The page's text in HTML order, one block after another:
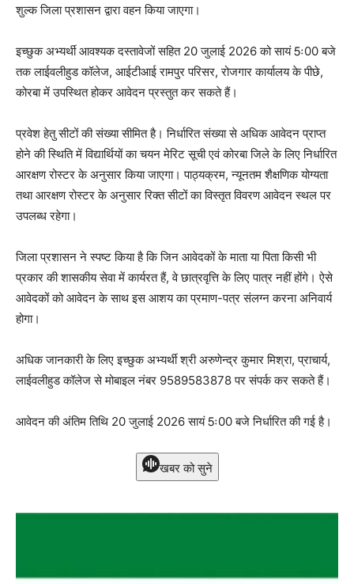
शुल्क जिला प्रशासन द्वारा वहन किया जाएगा।
इच्छुक अभ्यर्थी आवश्यक दस्तावेजों सहित 20 जुलाई 2026 को सायं 5ः00 बजे
तक लाईवलीहुड कॉलेज, आईटीआई रामपुर परिसर, रोजगार कार्यालय के पीछे,
कोरबा में उपस्थित होकर आवेदन प्रस्तुत कर सकते हैं।
प्रवेश हेतु सीटों की संख्या सीमित है। निर्धारित संख्या से अधिक आवेदन प्राप्त
होने की स्थिति में विद्यार्थियों का चयन मेरिट सूची एवं कोरबा जिले के लिए निर्धारित
आरक्षण रोस्टर के अनुसार किया जाएगा। पाठ्यक्रम, न्यूनतम शैक्षणिक योग्यता
तथा आरक्षण रोस्टर के अनुसार रिक्त सीटों का विस्तृत विवरण आवेदन स्थल पर
उपलब्ध रहेगा।
जिला प्रशासन ने स्पष्ट किया है कि जिन आवेदकों के माता या पिता किसी भी
प्रकार की शासकीय सेवा में कार्यरत हैं, वे छात्रवृत्ति के लिए पात्र नहीं होंगे। ऐसे
आवेदकों को आवेदन के साथ इस आशय का प्रमाण-पत्र संलग्न करना अनिवार्य
होगा।
अधिक जानकारी के लिए इच्छुक अभ्यर्थी श्री अरुणेन्द्र कुमार मिश्रा, प्राचार्य,
लाईवलीहुड कॉलेज से मोबाइल नंबर 9589583878 पर संपर्क कर सकते हैं।
आवेदन की अंतिम तिथि 20 जुलाई 2026 सायं 5ः00 बजे निर्धारित की गई है।
खबर को सुने